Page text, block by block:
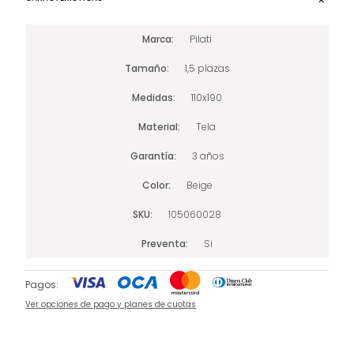
Marca Pilati
Tamaño 1,5 plazas
Medidas 110x190
Material Tela
Garantía 3 años
Color Beige
SKU 105060028
Preventa Si
Pagos:
Ver opciones de pago y planes de cuotas